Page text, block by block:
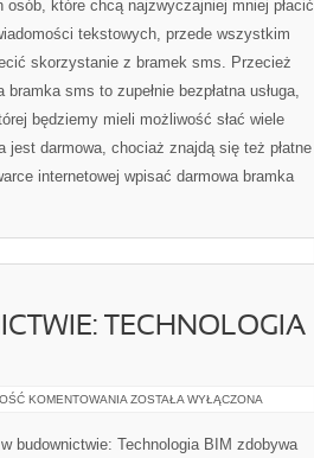
osób, które chcą najzwyczajniej mniej płacić
tekstowych, przede wszystkim
skorzystanie z bramek sms. Przecież
bramka sms to zupełnie bezpłatna usługa,
będziemy mieli możliwość słać wiele
darmowa, chociaż znajdą się też płatne
internetowej wpisać darmowa bramka
TECHNOLOGIA
KOMENTOWANIA REWOLUCJA
TECHNOLOGIA
BIM
ZOSTAŁA WYŁĄCZONA
budownictwie: Technologia BIM zdobywa